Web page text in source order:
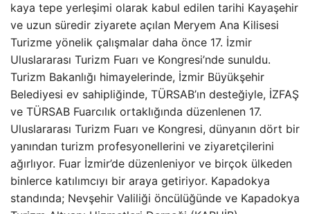
kaya tepe yerleşimi olarak kabul edilen tarihi Kayaşehir
ve uzun süredir ziyarete açılan Meryem Ana Kilisesi
Turizme yönelik çalışmalar daha önce 17. İzmir
Uluslararası Turizm Fuarı ve Kongresi’nde sunuldu.
Turizm Bakanlığı himayelerinde, İzmir Büyükşehir
Belediyesi ev sahipliğinde, TÜRSAB’ın desteğiyle, İZFAŞ
ve TÜRSAB Fuarcılık ortaklığında düzenlenen 17.
Uluslararası Turizm Fuarı ve Kongresi, dünyanın dört bir
yanından turizm profesyonellerini ve ziyaretçilerini
ağırlıyor. Fuar İzmir’de düzenleniyor ve birçok ülkeden
binlerce katılımcıyı bir araya getiriyor. Kapadokya
standında; Nevşehir Valiliği öncülüğünde ve Kapadokya